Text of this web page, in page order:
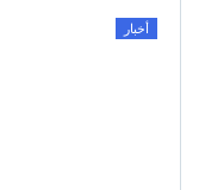
أخبار